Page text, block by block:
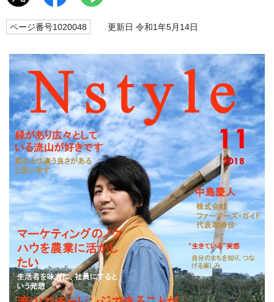
ページ番号1020048 更新日 令和1年5月14日